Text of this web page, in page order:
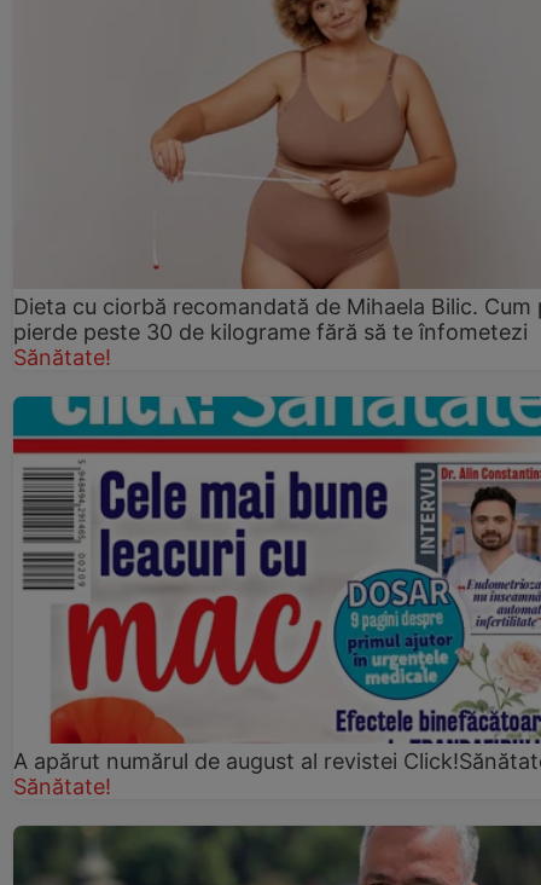
Dieta cu ciorbă recomandată de Mihaela Bilic. Cum
pierde peste 30 de kilograme fără să te înfometezi
Sănătate!
A apărut numărul de august al revistei
Sănătate!